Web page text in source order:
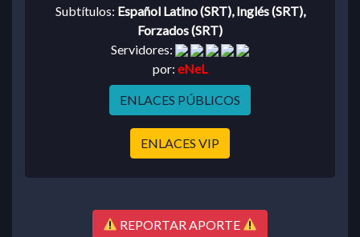
Subtítulos: Español Latino (SRT), Inglés (SRT),
Forzados (SRT)
Servidores:
por: eNeL
ENLACES PÚBLICOS
ENLACES VIP
REPORTAR APORTE